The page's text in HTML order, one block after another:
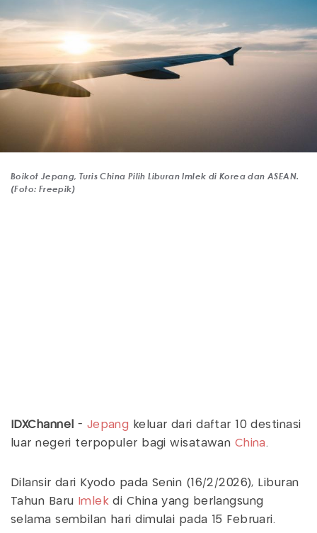
Boikot Jepang, Turis China Pilih Liburan Imlek di Korea dan ASEAN.
(Foto: Freepik)
IDXChannel - Jepang keluar dari daftar 10 destinasi
luar negeri terpopuler bagi wisatawan China .
Dilansir dari Kyodo pada Senin (16/2/2026), Liburan
Tahun Baru
Imlek di China yang berlangsung
selama sembilan hari dimulai pada 15 Februari.